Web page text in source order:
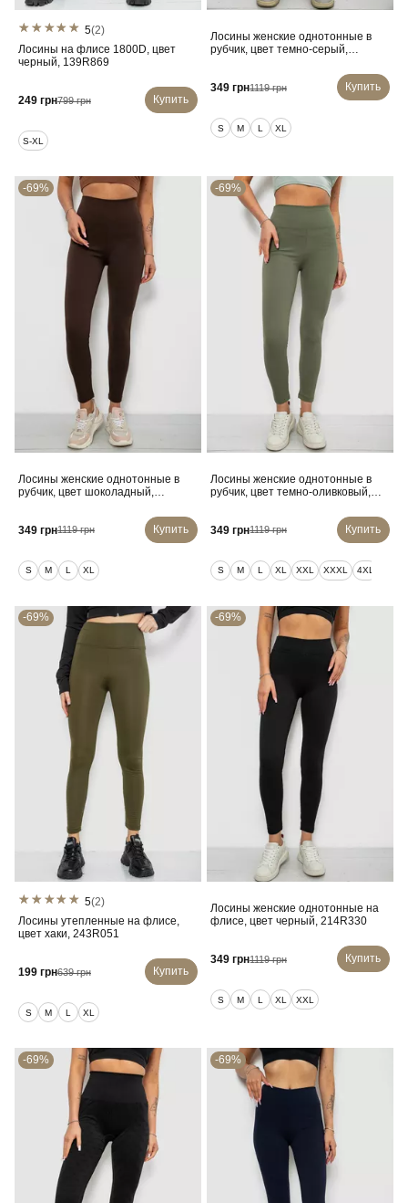
5(2)
Лосины на флисе 1800D, цвет
черный, 139R869
249 грн799 грн Купить
S-XL
Лосины женские однотонные в
рубчик, цвет темно-серый,
349 грн1119 грн Купить
S M L XL
-69%
Лосины женские однотонные в
рубчик, цвет шоколадный,
349 грн1119 грн Купить
S M L XL
-69%
Лосины женские однотонные в
рубчик, цвет темно-оливковый,
349 грн1119 грн Купить
S M L XL XXL XXXL 4XL
-69%
5(2)
Лосины утепленные на флисе,
цвет хаки, 243R051
199 грн639 грн Купить
S M L XL
-69%
Лосины женские однотонные на
флисе, цвет черный, 214R330
349 грн1119 грн Купить
S M L XL XXL
-69% -69%